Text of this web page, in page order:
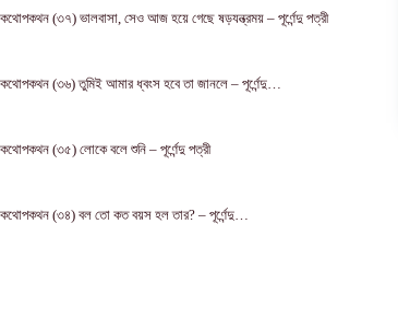
কথোপকথন (৩৭) ভালবাসা, সেও আজ হয়ে গেছে ষড়যন্ত্রময় – পূর্ণেন্দু পত্রী
কথোপকথন (৩৬) তুমিই আমার ধ্বংস হবে তা জানলে – পূর্ণেন্দু…
কথোপকথন (৩৫) লোকে বলে শুনি – পূর্ণেন্দু পত্রী
কথোপকথন (৩৪) বল তো কত বয়স হল তার? – পূর্ণেন্দু…